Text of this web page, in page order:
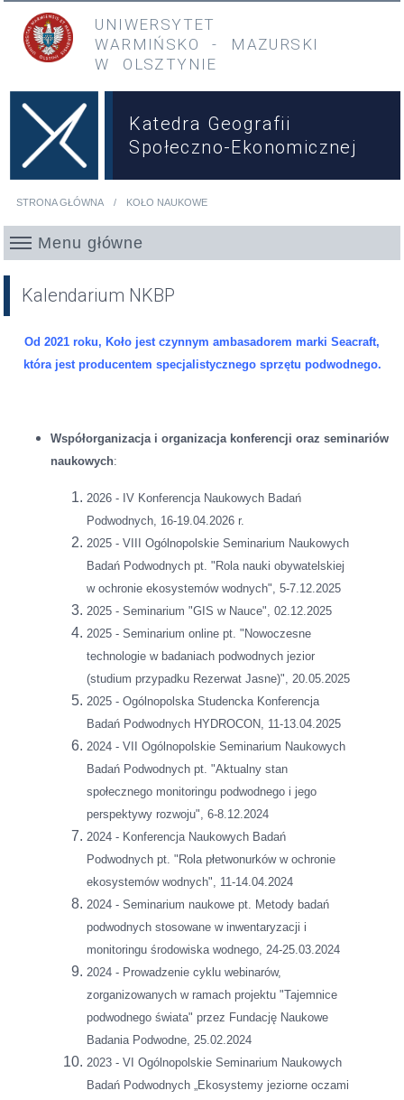
Przejdź do treści
Przejdź do menu głównego
UNIWERSYTET
WARMIŃSKO
- MAZURSKI
W OLSZTYNIE
Katedra Geografii
Społeczno-Ekonomicznej
STRONA GŁÓWNA KOŁO NAUKOWE
Menu główne
Kalendarium NKBP
Od 2021 roku, Koło jest czynnym ambasadorem marki Seacraft,
która jest producentem specjalistycznego sprzętu podwodnego.
Współorganizacja i organizacja konferencji oraz seminariów
naukowych:
2026 - IV Konferencja Naukowych Badań
Podwodnych, 16-19.04.2026 r.
2025 - VIII Ogólnopolskie Seminarium Naukowych
Badań Podwodnych pt. "Rola nauki obywatelskiej
w ochronie ekosystemów wodnych", 5-7.12.2025
2025 - Seminarium "GIS w Nauce", 02.12.2025
2025 - Seminarium online pt. "Nowoczesne
technologie w badaniach podwodnych jezior
(studium przypadku Rezerwat Jasne)", 20.05.2025
2025 - Ogólnopolska Studencka Konferencja
Badań Podwodnych HYDROCON, 11-13.04.2025
2024 - VII Ogólnopolskie Seminarium Naukowych
Badań Podwodnych pt. "Aktualny stan
społecznego monitoringu podwodnego i jego
perspektywy rozwoju", 6-8.12.2024
2024 - Konferencja Naukowych Badań
Podwodnych pt. "Rola płetwonurków w ochronie
ekosystemów wodnych", 11-14.04.2024
2024 - Seminarium naukowe pt. Metody badań
podwodnych stosowane w inwentaryzacji i
monitoringu środowiska wodnego, 24-25.03.2024
2024 - Prowadzenie cyklu webinarów,
zorganizowanych w ramach projektu "Tajemnice
podwodnego świata" przez Fundację Naukowe
Badania Podwodne, 25.02.2024
2023 - VI Ogólnopolskie Seminarium Naukowych
Badań Podwodnych „Ekosystemy jeziorne oczami